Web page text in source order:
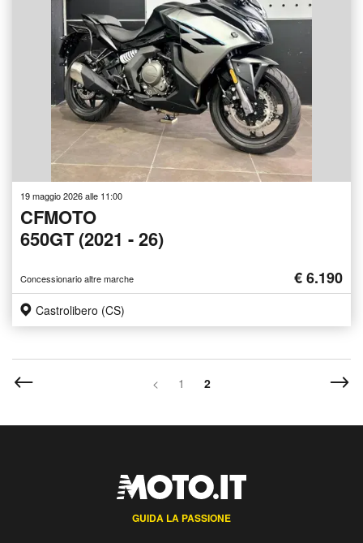
19 maggio 2026 alle 11:00
CFMOTO
650GT (2021 - 26)
Concessionario altre marche € 6.190
Castrolibero (CS)
< 1 2
GUIDA LA PASSIONE